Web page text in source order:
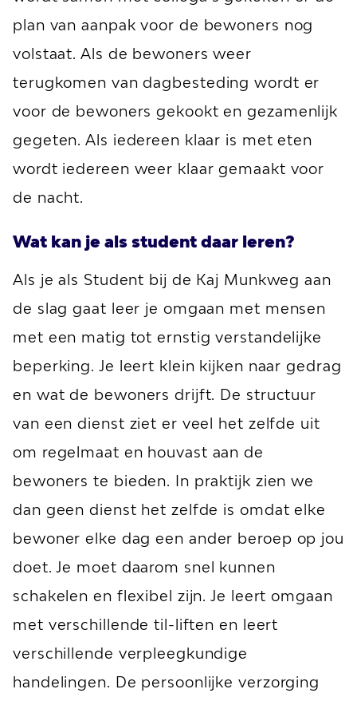
plan van aanpak voor de bewoners nog
volstaat. Als de bewoners weer
terugkomen van dagbesteding wordt er
voor de bewoners gekookt en gezamenlijk
gegeten. Als iedereen klaar is met eten
wordt iedereen weer klaar gemaakt voor
de nacht.
Wat kan je als student daar leren?
Als je als Student bij de Kaj Munkweg aan
de slag gaat leer je omgaan met mensen
met een matig tot ernstig verstandelijke
beperking. Je leert klein kijken naar gedrag
en wat de bewoners drijft. De structuur
van een dienst ziet er veel het zelfde uit
om regelmaat en houvast aan de
bewoners te bieden. In praktijk zien we
dan geen dienst het zelfde is omdat elke
bewoner elke dag een ander beroep op jou
doet. Je moet daarom snel kunnen
schakelen en flexibel zijn. Je leert omgaan
met verschillende til-liften en leert
verschillende verpleegkundige
handelingen. De persoonlijke verzorging